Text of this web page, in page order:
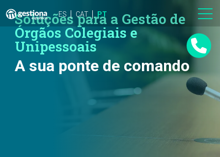
ES CAT PT
Soluções para a Gestão de
Órgãos Colegiais e
Unipessoais
A sua ponte de comando